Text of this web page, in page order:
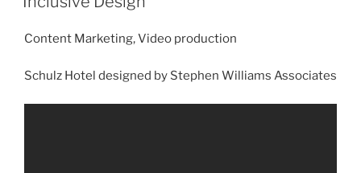
Content Marketing, Video production
Schulz Hotel designed by Stephen Williams Associates